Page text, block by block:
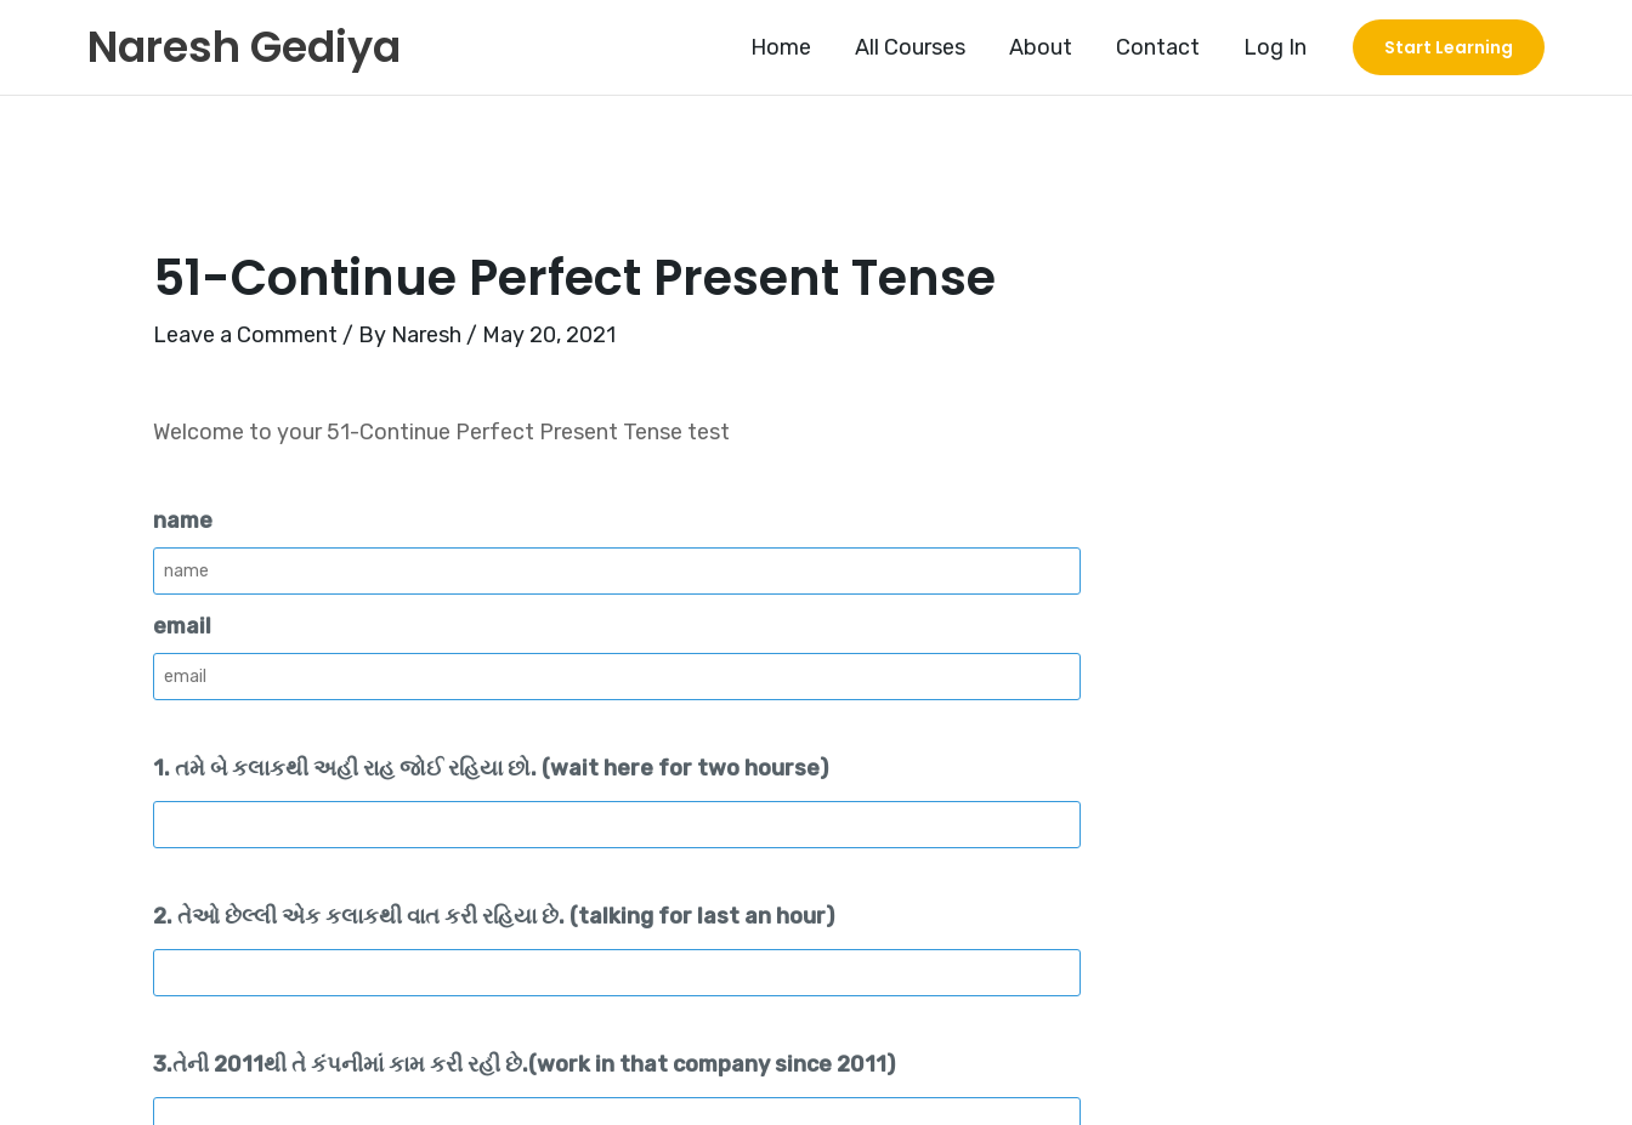
content
Naresh Gediya Home All Courses About Contact Log In Start Learning
51-Continue Perfect Present Tense
Leave a Comment / By Naresh / May 20, 2021
Welcome to your 51-Continue Perfect Present Tense test
name
email
1. તમે બે કલાકથી અહી રાહ જોઈ રહિયા છો. (wait here for two hourse)
2. તેઓ છેલ્લી એક કલાકથી વાત કરી રહિયા છે. (talking for last an hour)
3.તેની 2011થી તે કંપનીમાં કામ કરી રહી છે.(work in that company since 2011)